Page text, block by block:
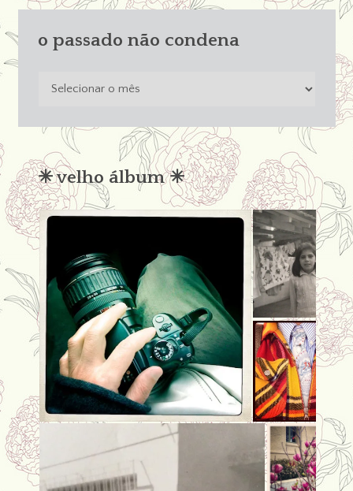
o passado não condena
condena
✳︎ velho álbum ✳︎